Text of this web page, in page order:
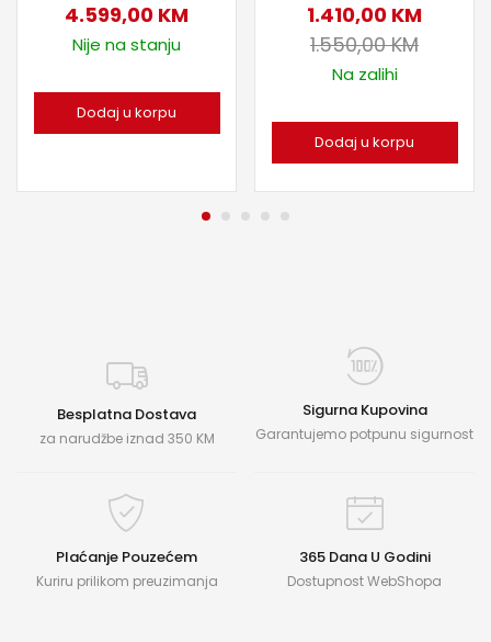
4.599,00 KM
Nije na stanju
Dodaj u korpu
1.410,00 KM
1.550,00KM
Na zalihi
Dodaj u korpu
Besplatna Dostava
za narudžbe iznad 350 KM
Sigurna Kupovina
Garantujemo potpunu sigurnost
Plaćanje Pouzećem
Kuriru prilikom preuzimanja
365 Dana U Godini
Dostupnost WebShopa